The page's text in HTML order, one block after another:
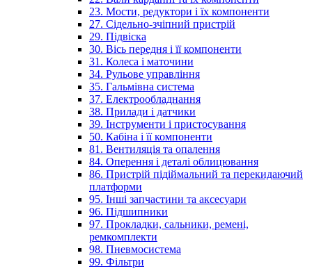
23. Мости, редуктори і їх компоненти
27. Сідельно-зчіпний пристрій
29. Підвіска
30. Вісь передня і її компоненти
31. Колеса і маточини
34. Рульове управління
35. Гальмівна система
37. Електрообладнання
38. Прилади і датчики
39. Інструменти і пристосування
50. Кабіна і її компоненти
81. Вентиляція та опалення
84. Оперення і деталі облицювання
86. Пристрій підіймальний та перекидаючий
платформи
95. Інші запчастини та аксесуари
96. Підшипники
97. Прокладки, сальники, ремені,
ремкомплекти
98. Пневмосистема
99. Фільтри